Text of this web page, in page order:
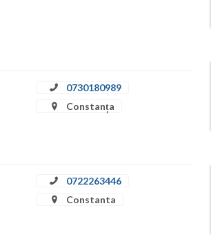
0730180989
Constanța
0722263446
Constanta